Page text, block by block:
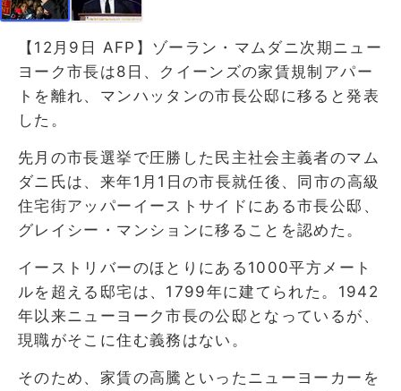
【12月9日 AFP】ゾーラン・マムダニ次期ニュー
ヨーク市長は8日、クイーンズの家賃規制アパー
トを離れ、マンハッタンの市長公邸に移ると発表
した。
先月の市長選挙で圧勝した民主社会主義者のマム
ダニ氏は、来年1月1日の市長就任後、同市の高級
住宅街アッパーイーストサイドにある市長公邸、
グレイシー・マンションに移ることを認めた。
イーストリバーのほとりにある1000平方メート
ルを超える邸宅は、1799年に建てられた。1942
年以来ニューヨーク市長の公邸となっているが、
現職がそこに住む義務はない。
そのため、家賃の高騰といったニューヨーカーを